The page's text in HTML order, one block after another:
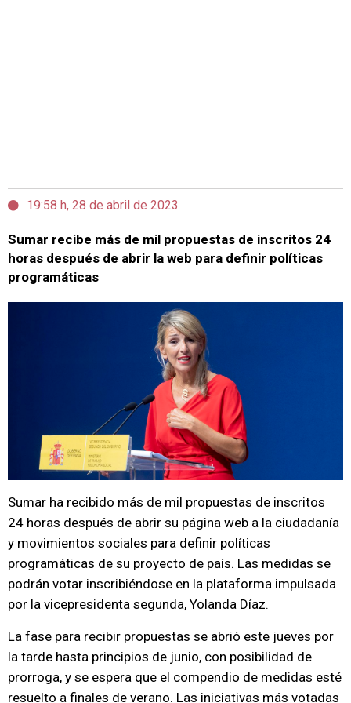
19:58 h, 28 de abril de 2023
Sumar recibe más de mil propuestas de inscritos 24
horas después de abrir la web para definir políticas
programáticas
Sumar ha recibido más de mil propuestas de inscritos
24 horas después de abrir su página web a la ciudadanía
y movimientos sociales para definir políticas
programáticas de su proyecto de país. Las medidas se
podrán votar inscribiéndose en la plataforma impulsada
por la vicepresidenta segunda, Yolanda Díaz.
La fase para recibir propuestas se abrió este jueves por
la tarde hasta principios de junio, con posibilidad de
prorroga, y se espera que el compendio de medidas esté
resuelto a finales de verano. Las iniciativas más votadas